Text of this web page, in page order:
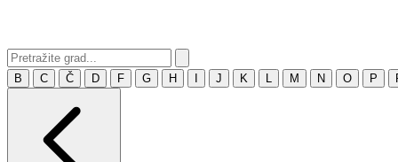
B C Č D F G H J K M N O P